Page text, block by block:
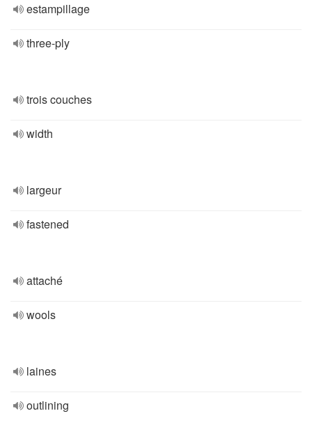
estampillage
three-ply
trois couches
width
largeur
fastened
attaché
wools
laines
outlining